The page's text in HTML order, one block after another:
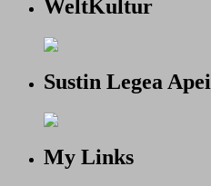
WeltKultur
Sustin Legea Apei
My Links